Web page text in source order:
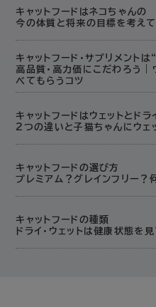
ニンナナンナ デリカ
バイオガンス バッ
プレスティージ フォ
ルーシーペットプロダ
キャットフードはネコちゃんの
今の体質と将来の目標を考えて
キャットフード・サプリメントは
高品質・高力価にこだわろう｜
べてもらうコツ
キャットフードはウェットとド
2つの違いと子猫ちゃんにウェ
キャットフードの選び方
プレミアム？グレインフリー？
キャットフードの種類
ドライ・ウェットは健康状態を